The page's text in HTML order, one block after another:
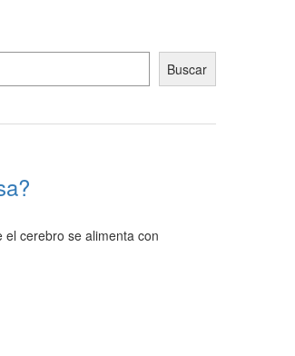
Buscar
cerebro se alimenta con